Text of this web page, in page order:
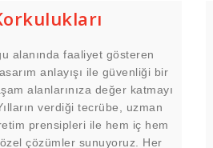
alanında faaliyet gösteren
anlayışı ile güvenliği bir
alanlarınıza değer katmayı
verdiği tecrübe, uzman
prensipleri ile hem iç hem
çözümler sunuyoruz. Her